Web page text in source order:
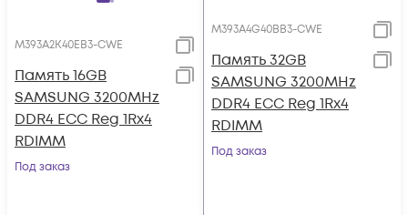
M393A2K40EB3-CWE
Память 16GB
SAMSUNG 3200MHz
DDR4 ECC Reg 1Rx4
RDIMM
Под заказ
M393A4G40BB3-CWE
Память 32GB
SAMSUNG 3200MHz
DDR4 ECC Reg 1Rx4
RDIMM
Под заказ